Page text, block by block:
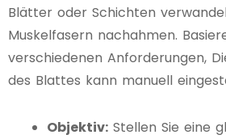
Blätter oder Schichten
Muskelfasern nachahmen.
verschiedenen Anforderungen,
des Blattes kann manuell
Objektiv: Stellen Sie eine